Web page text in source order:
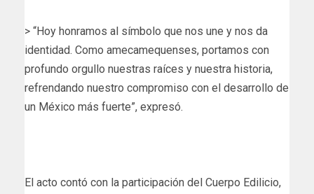
> “Hoy honramos al símbolo que nos une y nos da
identidad. Como amecamequenses, portamos con
profundo orgullo nuestras raíces y nuestra historia,
refrendando nuestro compromiso con el desarrollo de
un México más fuerte”, expresó.
El acto contó con la participación del Cuerpo Edilicio,